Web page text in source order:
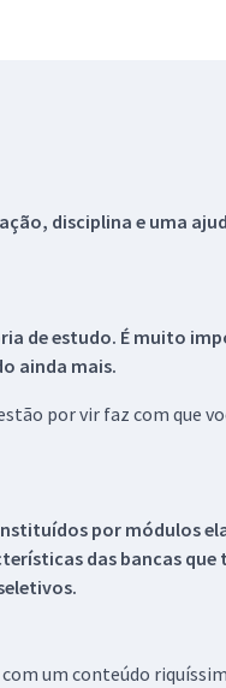
disciplina e uma
de estudo. É muito
ainda mais.
por vir faz com que
por módulos
das bancas que
com um conteúdo